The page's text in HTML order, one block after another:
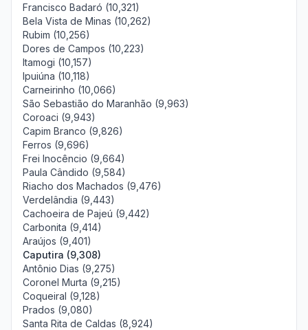
Francisco Badaró (10,321)
Bela Vista de Minas (10,262)
Rubim (10,256)
Dores de Campos (10,223)
Itamogi (10,157)
Ipuiúna (10,118)
Carneirinho (10,066)
São Sebastião do Maranhão (9,963)
Coroaci (9,943)
Capim Branco (9,826)
Ferros (9,696)
Frei Inocêncio (9,664)
Paula Cândido (9,584)
Riacho dos Machados (9,476)
Verdelândia (9,443)
Cachoeira de Pajeú (9,442)
Carbonita (9,414)
Araújos (9,401)
Caputira (9,308)
Antônio Dias (9,275)
Coronel Murta (9,215)
Coqueiral (9,128)
Prados (9,080)
Santa Rita de Caldas (8,924)